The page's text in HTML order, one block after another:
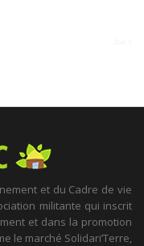
et du Cadre de vie
militante qui inscrit
et dans la promotion
le marché Solidari’Terre,